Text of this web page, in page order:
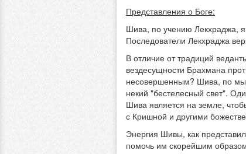
Представления о Боге:
Шива, по учению Лекхраджа,
Последователи Лекхраджа
В отличие от традиций
вездесущности Брахмана
несовершенным? Шива, по
некий "бестелесный свет".
Шива является на земле,
с Кришной и другими
Энергия Шивы, как
помочь им скорейшим образом